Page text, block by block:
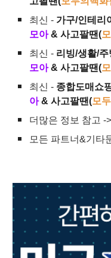
최신 - 가구/인테리
모아 & 사고팔땐(
최신 - 리빙/생활/
모아 & 사고팔땐(
최신 - 종합도매쇼
아 & 사고팔땐(모
더많은 정보 참고 ->
모든 파트너&기타